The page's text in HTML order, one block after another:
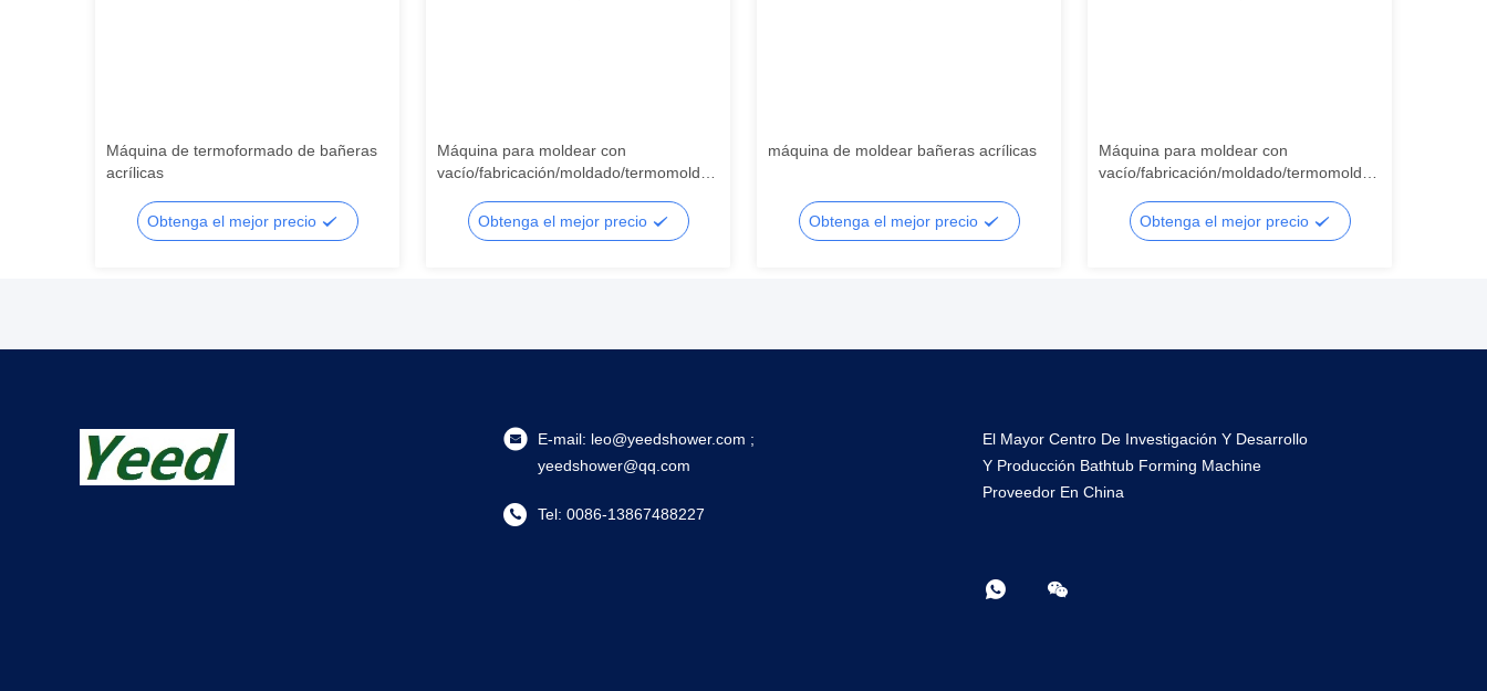
Máquina de termoformado de bañeras
acrílicas
Obtenga el mejor precio
Máquina para moldear con
vacío/fabricación/moldado/termomoldad
hidromasaje/SPA
Obtenga el mejor precio
máquina de moldear bañeras acrílicas
Obtenga el mejor precio
Máquina para moldear con
vacío/fabricación/moldado/termomoldad
hidromasaje/SPA
Obtenga el mejor precio
E-mail: leo@yeedshower.com ;
yeedshower@qq.com
Tel: 0086-13867488227
El Mayor Centro De Investigación Y Desarrollo
Y Producción Bathtub Forming Machine
Proveedor En China